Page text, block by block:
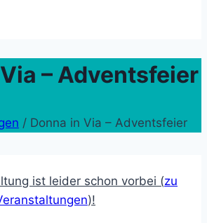
– Adventsfeier
/ Donna in Via – Adventsfeier
ist leider schon vorbei (zu
)!